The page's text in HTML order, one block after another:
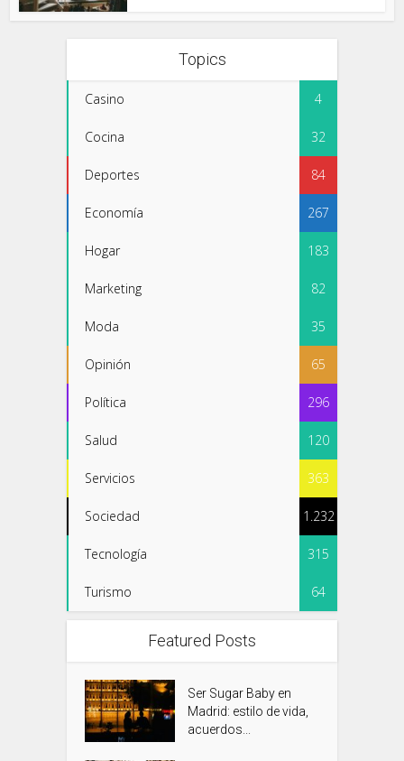
Topics
Casino 4
Cocina 32
Deportes 84
Economía 267
Hogar 183
Marketing 82
Moda 35
Opinión 65
Política 296
Salud 120
Servicios 363
Sociedad 1.232
Tecnología 315
Turismo 64
Featured Posts
Ser Sugar Baby en
Madrid: estilo de vida,
acuerdos...